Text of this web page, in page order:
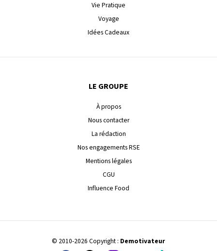
Vie Pratique
Voyage
Idées Cadeaux
LE GROUPE
À propos
Nous contacter
La rédaction
Nos engagements RSE
Mentions légales
CGU
Influence Food
© 2010-2026 Copyright : Demotivateur